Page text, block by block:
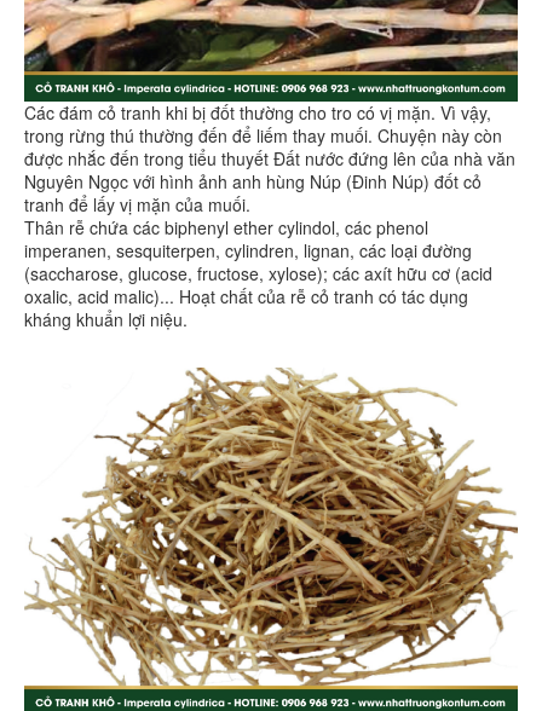
Các đám cỏ tranh khi bị đốt thường cho tro có vị mặn. Vì vậy,
trong rừng thú thường đến để liếm thay muối. Chuyện này còn
được nhắc đến trong tiểu thuyết Đất nước đứng lên của nhà văn
Nguyên Ngọc với hình ảnh anh hùng Núp (Đinh Núp) đốt cỏ
tranh để lấy vị mặn của muối.
Thân rễ chứa các biphenyl ether cylindol, các phenol
imperanen, sesquiterpen, cylindren, lignan, các loại đường
(saccharose, glucose, fructose, xylose); các axít hữu cơ (acid
oxalic, acid malic)... Hoạt chất của rễ cỏ tranh có tác dụng
kháng khuẩn lợi niệu.